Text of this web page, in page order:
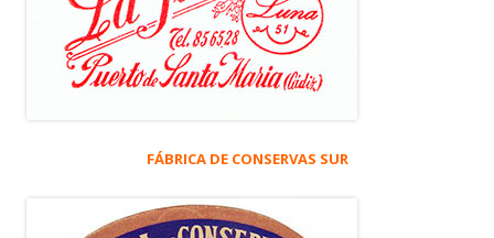
FÁBRICA DE CONSERVAS SUR